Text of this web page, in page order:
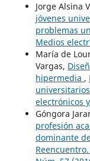
Jorge Alsina
jóvenes
problemas
Medios
María de
Vargas,
hipermedia ,
electrónicos
Góngora
profesión
dominante